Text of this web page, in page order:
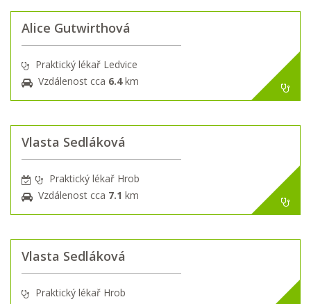
Alice Gutwirthová
Praktický lékař Ledvice
Vzdálenost cca 6.4km
Vlasta Sedláková
Praktický lékař Hrob
Vzdálenost cca 7.1 km
Vlasta Sedláková
Praktický lékař Hrob